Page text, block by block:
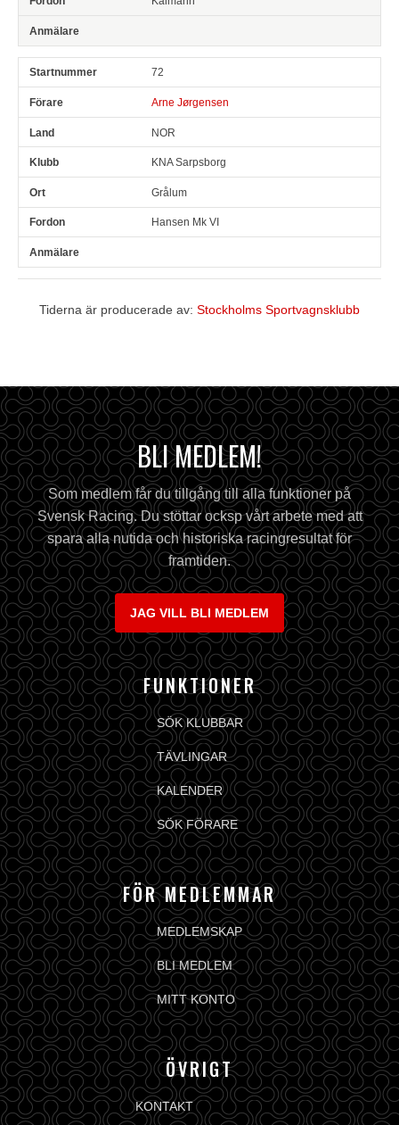
72
Arne Jørgensen
NOR
KNA Sarpsborg
Grålum
Hansen Mk VI
Tiderna är producerade av: Stockholms Sportvagnsklubb
BLI MEDLEM!
Som medlem får du tillgång till alla funktioner på
Svensk Racing. Du stöttar ocksp vårt arbete med att
spara alla nutida och historiska racingresultat för
framtiden.
JAG VILL BLI MEDLEM
FUNKTIONER
SÖK KLUBBAR
TÄVLINGAR
KALENDER
SÖK FÖRARE
FÖR MEDLEMMAR
MEDLEMSKAP
BLI MEDLEM
MITT KONTO
ÖVRIGT
KONTAKT